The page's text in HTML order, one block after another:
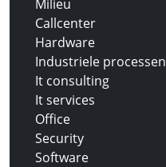
Milieu
Callcenter
Hardware
Industriele processen
It consulting
It services
Office
Security
Software